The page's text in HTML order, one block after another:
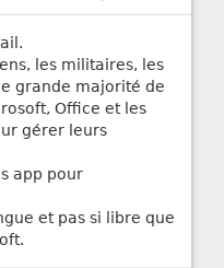
les militaires, les
grande majorité de
Office et les
gérer leurs
app pour
et pas si libre que